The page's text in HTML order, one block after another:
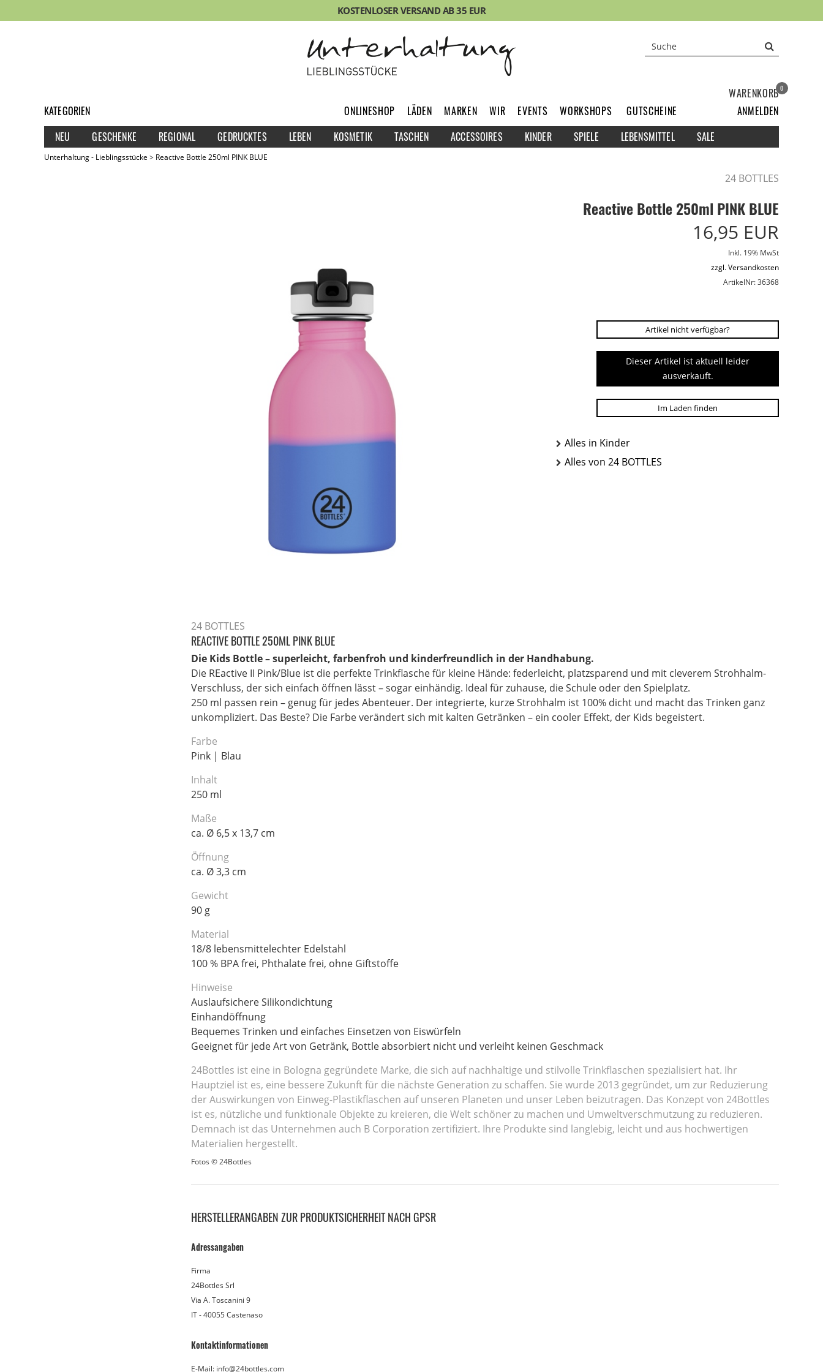
KOSTENLOSER VERSAND AB 35 EUR
KATEGORIEN
NEU
GESCHENKE REGIONAL GEDRUCKTES LEBEN KOSMETIK TASCHEN ACCESSOIRES KINDER SPIELE LEBENSMITTEL SALE
ONLINESHOP LÄDEN MARKEN WIR EVENTS WORKSHOPS GUTSCHEINE
WARENKORB0
ANMELDEN
Unterhaltung - Lieblingsstücke Reactive Bottle 250ml PINK BLUE
24 BOTTLES
Reactive Bottle 250ml PINK BLUE
16,95 EUR
Inkl. 19% MwSt
zzgl. Versandkosten
ArtikelNr: 36368
Artikel nicht verfügbar?
Dieser Artikel ist aktuell leider
ausverkauft.
Im Laden finden
Alles in Kinder
Alles von 24 BOTTLES
24 BOTTLES
REACTIVE BOTTLE 250ML PINK BLUE
Die Kids Bottle – superleicht, farbenfroh und kinderfreundlich in der Handhabung.
Die REactive II Pink/Blue ist die perfekte Trinkflasche für kleine Hände: federleicht, platzsparend und mit cleverem Strohhalm-
Verschluss, der sich einfach öffnen lässt – sogar einhändig. Ideal für zuhause, die Schule oder den Spielplatz.
250 ml passen rein – genug für jedes Abenteuer. Der integrierte, kurze Strohhalm ist 100% dicht und macht das Trinken ganz
unkompliziert. Das Beste? Die Farbe verändert sich mit kalten Getränken – ein cooler Effekt, der Kids begeistert.
Farbe
Pink | Blau
Inhalt
250 ml
Maße
ca. Ø 6,5 x 13,7 cm
Öffnung
ca. Ø 3,3 cm
Gewicht
90 g
Material
18/8 lebensmittelechter Edelstahl
100 % BPA frei, Phthalate frei, ohne Giftstoffe
Hinweise
Auslaufsichere Silikondichtung
Einhandöffnung
Bequemes Trinken und einfaches Einsetzen von Eiswürfeln
Geeignet für jede Art von Getränk, Bottle absorbiert nicht und verleiht keinen Geschmack
24Bottles ist eine in Bologna gegründete Marke, die sich auf nachhaltige und stilvolle Trinkflaschen spezialisiert hat. Ihr
Hauptziel ist es, eine bessere Zukunft für die nächste Generation zu schaffen. Sie wurde 2013 gegründet, um zur Reduzierung
der Auswirkungen von Einweg-Plastikflaschen auf unseren Planeten und unser Leben beizutragen. Das Konzept von 24Bottles
ist es, nützliche und funktionale Objekte zu kreieren, die Welt schöner zu machen und Umweltverschmutzung zu reduzieren.
Demnach ist das Unternehmen auch B Corporation zertifiziert. Ihre Produkte sind langlebig, leicht und aus hochwertigen
Materialien hergestellt.
Fotos © 24Bottles
HERSTELLERANGABEN ZUR PRODUKTSICHERHEIT NACH GPSR
Adressangaben
Firma
24Bottles Srl
Via A. Toscanini 9
IT - 40055 Castenaso
Kontaktinformationen
E-Mail: info@24bottles.com